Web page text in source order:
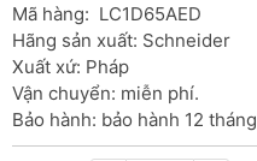
Mã hàng:  LC1D65AED
Hãng sản xuất: Schneider
Xuất xứ: Pháp
Vận chuyển: miễn phí.
Bảo hành: bảo hành 12